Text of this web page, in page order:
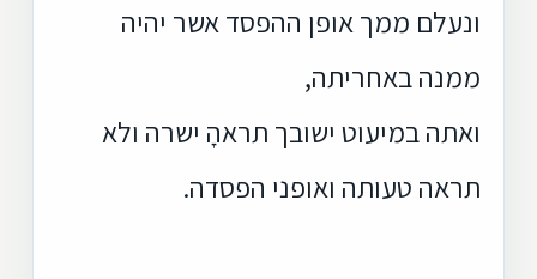
ונעלם ממך אופן ההפסד אשר יהיה
ממנה באחריתה,
ואתה במיעוט ישובך תראהָ ישרה ולא
תראה טעותה ואופני הפסדה.